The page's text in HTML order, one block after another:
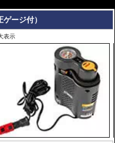
ッテリー（STD、AGM、GEL）
LiFePO4（リン酸鉄リチウム）
む、全ての12Vバイクバッテリ
器のマニュアルにあるリチウム
なLi-ionバッテリー（ラップトッ
バッテリーは本機と完全に互
メンテナンスプログラムによ
効果が期待できます。
ージ付）
表示